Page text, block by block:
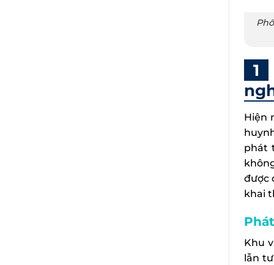
Hiện
phát
được
khai
Khu
lẫn